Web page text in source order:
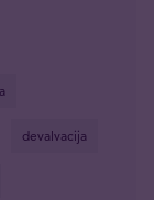
devalvacija